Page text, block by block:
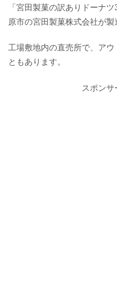
「宮田製菓の訳ありドーナ
原市の宮田製菓株式会社が製
工場敷地内の直売所で、ア
ともあります。
スポンサ